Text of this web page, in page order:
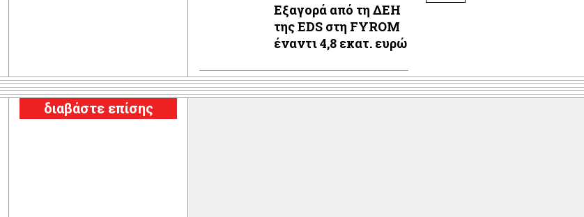
Εξαγορά από τη ΔΕΗ
της EDS στη FYROM
έναντι 4,8 εκατ. ευρώ
διαβάστε επίσης